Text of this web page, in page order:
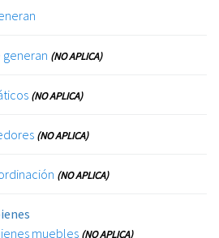
generan (NO APLICA)
(NO APLICA)
(NO APLICA)
(NO APLICA)
muebles (NO APLICA)